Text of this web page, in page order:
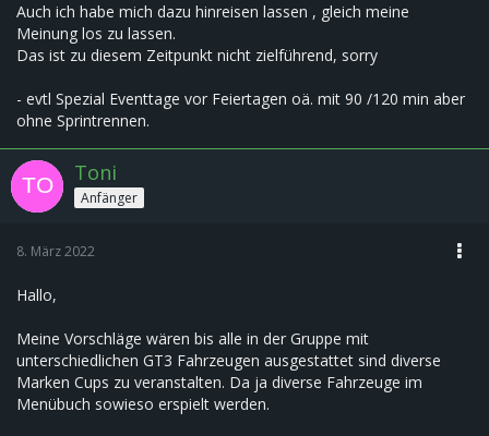
Auch ich habe mich dazu hinreisen lassen , gleich meine
Meinung los zu lassen.
Das ist zu diesem Zeitpunkt nicht zielführend, sorry
- evtl Spezial Eventtage vor Feiertagen oä. mit 90 /120 min aber
ohne Sprintrennen.
Toni
Anfänger
8. März 2022
Hallo,
Meine Vorschläge wären bis alle in der Gruppe mit
unterschiedlichen GT3 Fahrzeugen ausgestattet sind diverse
Marken Cups zu veranstalten. Da ja diverse Fahrzeuge im
Menübuch sowieso erspielt werden.